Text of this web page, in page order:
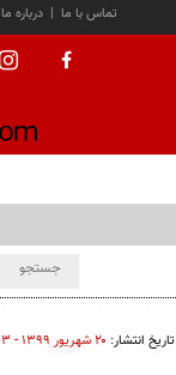
درباره ما | تماس با ما
تاریخ انتشار: ۲۰ شهريور ۱۳۹۹ - ۱۱:۰۳